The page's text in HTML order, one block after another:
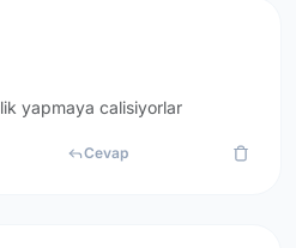
yapmaya calisiyorlar
Cevap